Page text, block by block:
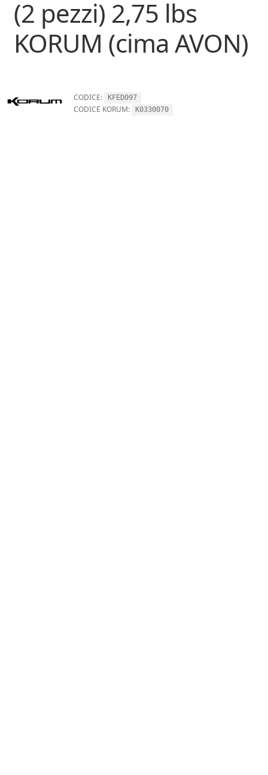
(2 pezzi) 2,75 lbs
KORUM (cima AVON)
CODICE: KFED097
CODICE KORUM: K0330070